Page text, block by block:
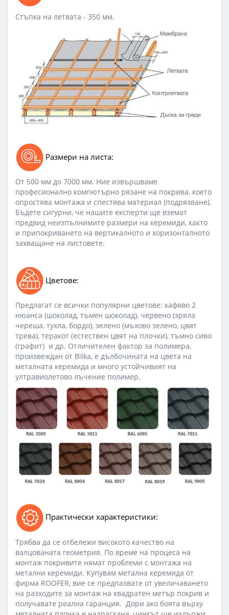
Стъпка на летвата - 350 мм.
Размери на листа:
От 500 мм до 7000 мм. Ние извършваме
професионално компютърно рязане на покрива, което
опростява монтажа и спестява материал (подрязване).
Бъдете сигурни, че нашите експерти ще вземат
предвид неизпълнимите размери на керемиди, както
и припокриването на вертикалното и хоризонталното
захващане на листовете.
Цветове:
Предлагат се всички популярни цветове: кафяво 2
нюанса (шоколад, тъмен шоколад), червено (зряла
череша, тухла, бордо), зелено (мъхово зелено, цвят
трева), теракот (естествен цвят на плочки), тъмно сиво
(графит) и др. Отличителен фактор за полимера,
произвеждан от Bilka, е дълбочината на цвета на
металната керемида и много устойчивият на
ултравиолетово лъчение полимер.
Практически характеристики:
Трябва да се отбележи високото качество на
валцованата геометрия. По време на процеса на
монтаж покривите нямат проблеми с монтажа на
метални керемиди. Купувам метална керемида от
фирма RООFER, вие се предпазвате от увеличаването
на разходите за монтаж на квадратен метър покрив и
получавате реална гаранция. Дори ако боята върху